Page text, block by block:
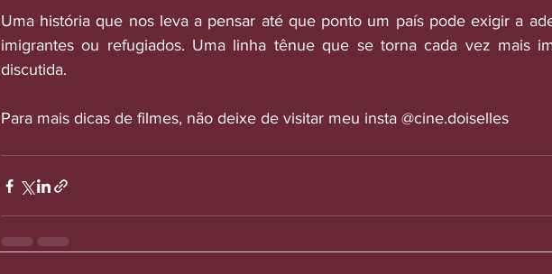
Uma história que nos leva a pensar até que ponto um país pode exigir a
imigrantes ou refugiados. Uma linha tênue que se torna cada vez mais
discutida.
Para mais dicas de filmes, não deixe de visitar meu insta @cine.doiselles